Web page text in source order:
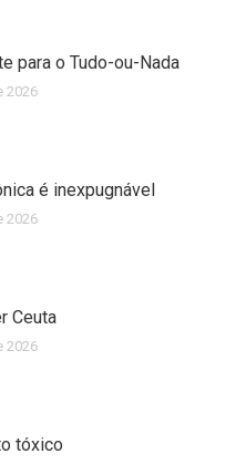
para o Tudo-ou-Nada
2026
é inexpugnável
2026
Ceuta
2026
tóxico